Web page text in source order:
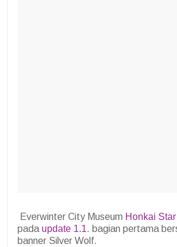
Everwinter City Museum Honkai Star
pada update 1.1. bagian pertama
banner Silver Wolf.